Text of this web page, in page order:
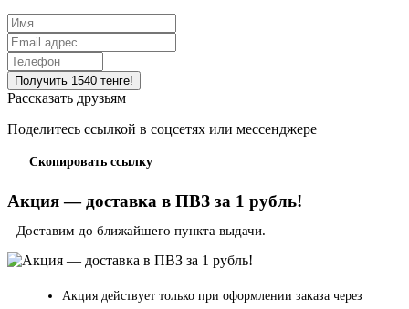
Рассказать друзьям
Поделитесь ссылкой в соцсетях или мессенджере
Скопировать ссылку
Акция — доставка в ПВЗ за 1 рубль!
Доставим до ближайшего пункта выдачи.
Акция действует только при оформлении заказа через